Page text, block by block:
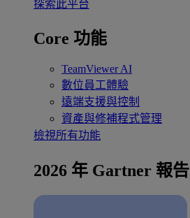
探索此平台
Core 功能
TeamViewer AI
數位員工體驗
遠端支援與控制
資產與修補程式管理
檢視所有功能
2026 年 Gartner 報告